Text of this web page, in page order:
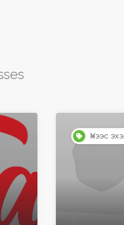
Үнээс